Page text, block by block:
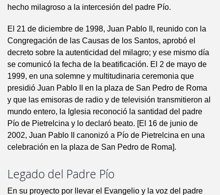
hecho milagroso a la intercesión del padre Pío.
El 21 de diciembre de 1998, Juan Pablo II, reunido con la
Congregación de las Causas de los Santos, aprobó el
decreto sobre la autenticidad del milagro; y ese mismo día
se comunicó la fecha de la beatificación. El 2 de mayo de
1999, en una solemne y multitudinaria ceremonia que
presidió Juan Pablo II en la plaza de San Pedro de Roma
y que las emisoras de radio y de televisión transmitieron al
mundo entero, la Iglesia reconoció la santidad del padre
Pío de Pietrelcina y lo declaró beato. [El 16 de junio de
2002, Juan Pablo II canonizó a Pío de Pietrelcina en una
celebración en la plaza de San Pedro de Roma].
Legado del Padre Pío
En su proyecto por llevar el Evangelio y la voz del padre